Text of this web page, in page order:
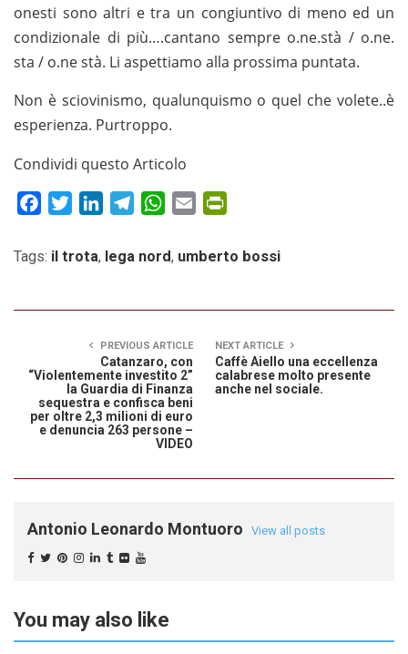
onesti sono altri e tra un congiuntivo di meno ed un
condizionale di più….cantano sempre o.ne.stà / o.ne.
sta / o.ne stà. Li aspettiamo alla prossima puntata.
Non è sciovinismo, qualunquismo o quel che volete..è
esperienza. Purtroppo.
Condividi questo Articolo
FacebookTwitterLinkedInTelegramWhatsApp
Email
Tags: il trota, lega nord, umberto bossi
PREVIOUS ARTICLE
Catanzaro, con
“Violentemente investito 2”
la Guardia di Finanza
sequestra e confisca beni
per oltre 2,3 milioni di euro
e denuncia 263 persone –
VIDEO
NEXT ARTICLE
Caffè Aiello una eccellenza
calabrese molto presente
anche nel sociale.
Antonio Leonardo Montuoro View all posts
You may also like